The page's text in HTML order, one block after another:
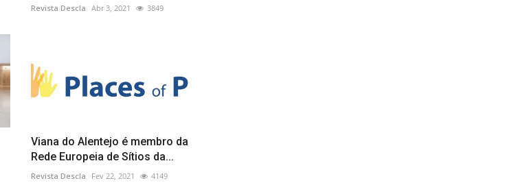
Revista Descla Abr 3, 2021 3849
Viana do Alentejo é membro da
Rede Europeia de Sítios da...
Revista Descla Fev 22, 2021 4149